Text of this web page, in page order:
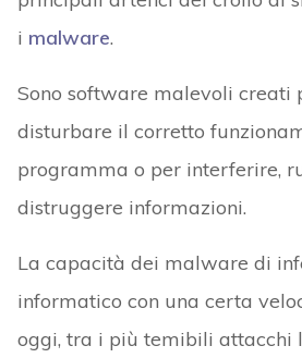
i malware.
Sono software malevoli creati
disturbare il corretto
programma o per interferire,
distruggere informazioni.
La capacità dei malware di
informatico con una certa
oggi, tra i più temibili attacchi